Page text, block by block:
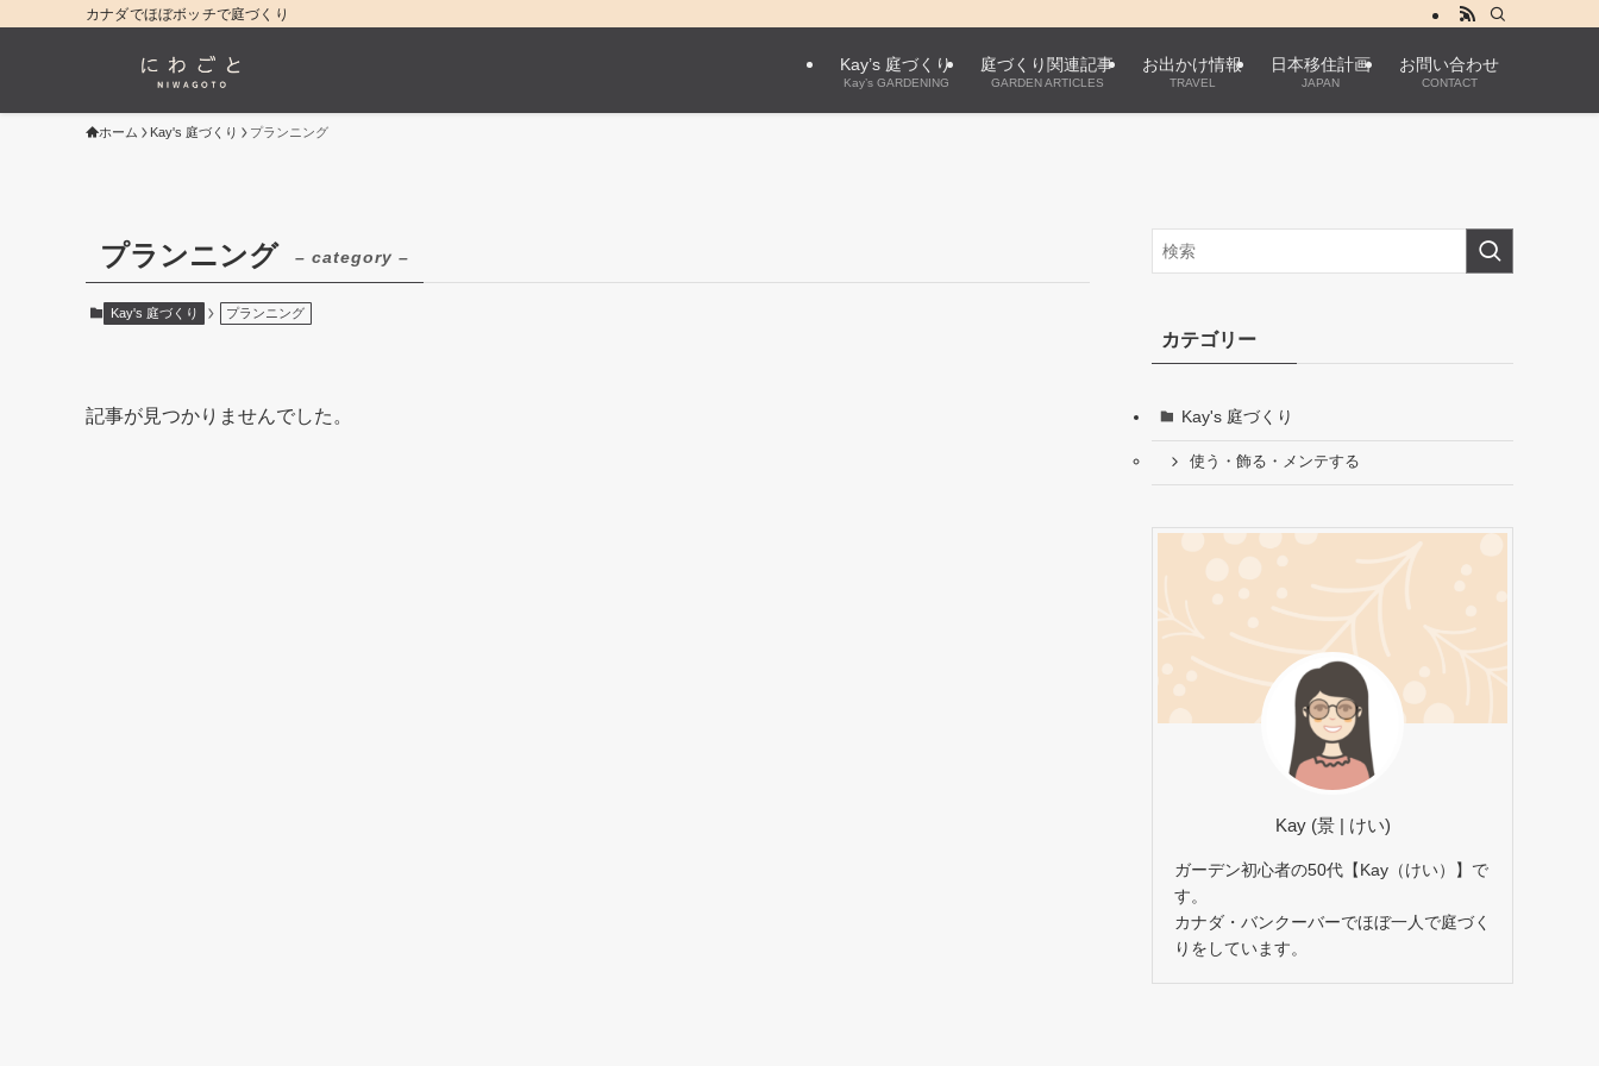
カナダでほぼボッチで庭づくり
Kay’s 庭づくり
Kay’s GARDENING
庭づくり関連記事
GARDEN ARTICLES
お出かけ情報
TRAVEL
日本移住計画
JAPAN
お問い合わせ
CONTACT
ホーム Kay's 庭づくり プランニング
プランニング – category –
Kay's 庭づくり プランニング
記事が見つかりませんでした。
カテゴリー
Kay's 庭づくり
使う・飾る・メンテする
Kay (景 | けい)
ガーデン初心者の50代【Kay（けい）】で
す。
カナダ・バンクーバーでほぼ一人で庭づく
りをしています。